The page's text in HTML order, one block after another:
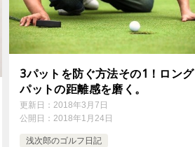
3パットを防ぐ方法その1！ロング
パットの距離感を磨く。
更新日：2018年3月7日
公開日：2018年1月24日
浅次郎のゴルフ日記